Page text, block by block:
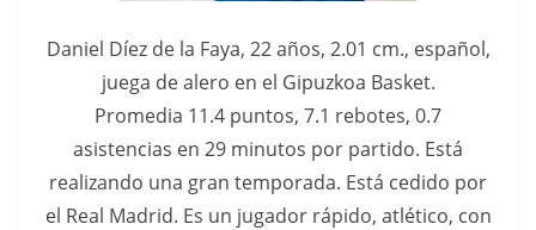
Daniel Díez de la Faya, 22 años, 2.01 cm., español,
juega de alero en el Gipuzkoa Basket.
Promedia 11.4 puntos, 7.1 rebotes, 0.7
asistencias en 29 minutos por partido. Está
realizando una gran temporada. Está cedido por
el Real Madrid. Es un jugador rápido, atlético, con